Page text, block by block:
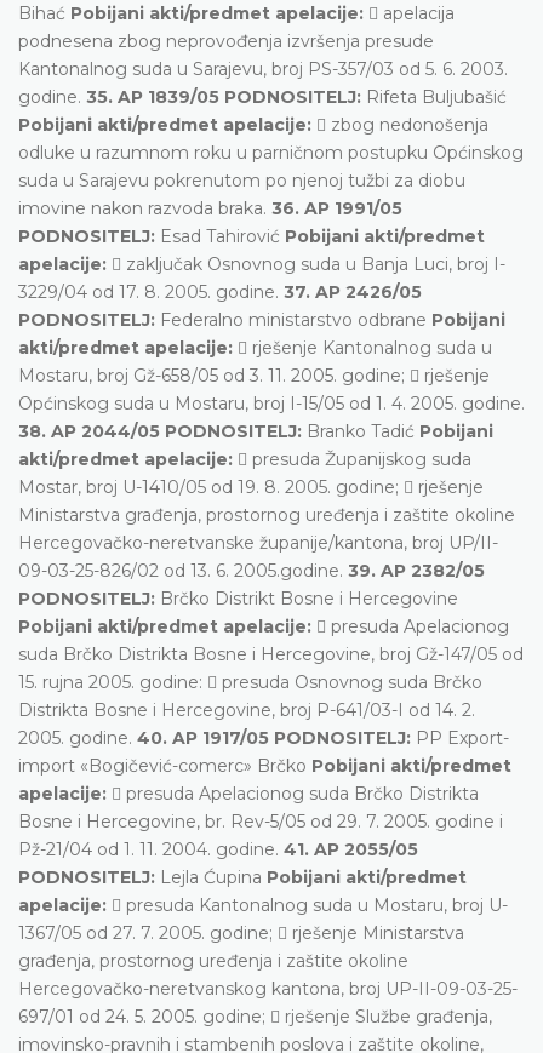
Bihać Pobijani akti/predmet apelacije:  apelacija
podnesena zbog neprovođenja izvršenja presude
Kantonalnog suda u Sarajevu, broj PS-357/03 od 5. 6. 2003.
godine. 35. AP 1839/05 PODNOSITELJ: Rifeta Buljubašić
Pobijani akti/predmet apelacije:  zbog nedonošenja
odluke u razumnom roku u parničnom postupku Općinskog
suda u Sarajevu pokrenutom po njenoj tužbi za diobu
imovine nakon razvoda braka. 36. AP 1991/05
PODNOSITELJ: Esad Tahirović Pobijani akti/predmet
apelacije:  zaključak Osnovnog suda u Banja Luci, broj I-
3229/04 od 17. 8. 2005. godine. 37. AP 2426/05
PODNOSITELJ: Federalno ministarstvo odbrane Pobijani
akti/predmet apelacije:  rješenje Kantonalnog suda u
Mostaru, broj Gž-658/05 od 3. 11. 2005. godine;  rješenje
Općinskog suda u Mostaru, broj I-15/05 od 1. 4. 2005. godine.
38. AP 2044/05 PODNOSITELJ: Branko Tadić Pobijani
akti/predmet apelacije:  presuda Županijskog suda
Mostar, broj U-1410/05 od 19. 8. 2005. godine;  rješenje
Ministarstva građenja, prostornog uređenja i zaštite okoline
Hercegovačko-neretvanske županije/kantona, broj UP/II-
09-03-25-826/02 od 13. 6. 2005.godine. 39. AP 2382/05
PODNOSITELJ: Brčko Distrikt Bosne i Hercegovine
Pobijani akti/predmet apelacije:  presuda Apelacionog
suda Brčko Distrikta Bosne i Hercegovine, broj Gž-147/05 od
15. rujna 2005. godine:  presuda Osnovnog suda Brčko
Distrikta Bosne i Hercegovine, broj P-641/03-I od 14. 2.
2005. godine. 40. AP 1917/05 PODNOSITELJ: PP Export-
import «Bogičević-comerc» Brčko Pobijani akti/predmet
apelacije:  presuda Apelacionog suda Brčko Distrikta
Bosne i Hercegovine, br. Rev-5/05 od 29. 7. 2005. godine i
Pž-21/04 od 1. 11. 2004. godine. 41. AP 2055/05
PODNOSITELJ: Lejla Ćupina Pobijani akti/predmet
apelacije:  presuda Kantonalnog suda u Mostaru, broj U-
1367/05 od 27. 7. 2005. godine;  rješenje Ministarstva
građenja, prostornog uređenja i zaštite okoline
Hercegovačko-neretvanskog kantona, broj UP-II-09-03-25-
697/01 od 24. 5. 2005. godine;  rješenje Službe građenja,
imovinsko-pravnih i stambenih poslova i zaštite okoline,